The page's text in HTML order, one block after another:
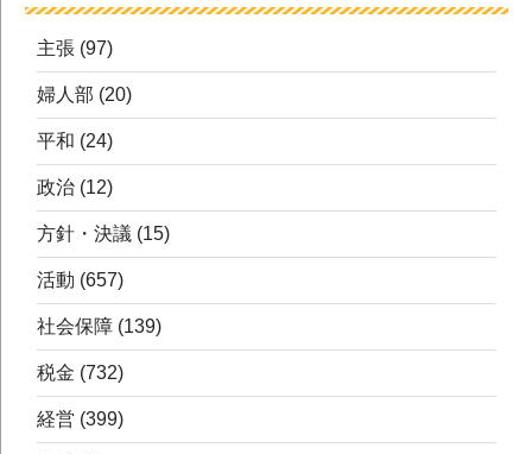
主張 (97)
婦人部 (20)
平和 (24)
政治 (12)
方針・決議 (15)
活動 (657)
社会保障 (139)
税金 (732)
経営 (399)